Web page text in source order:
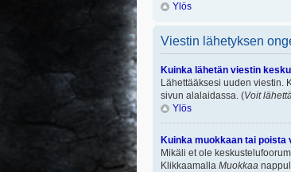
Ylös
Viestin lähetyksen
Kuinka lähetän viestin
Lähettääksesi uuden viestin.
sivun alalaidassa. (Voit
Ylös
Kuinka muokkaan tai poista
Mikäli et ole
Klikkaamalla Muokkaa